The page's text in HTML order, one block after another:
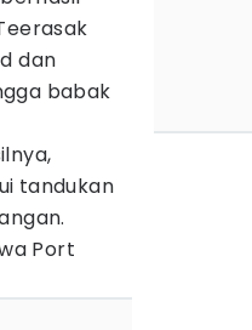
dan
babak
tandukan
Port